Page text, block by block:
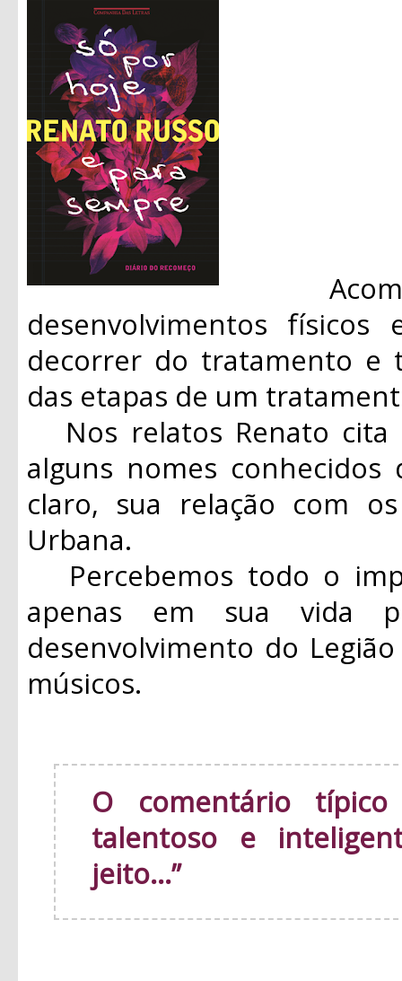
desenvolvimentos
decorrer do tratamento e
das etapas de um
Nos relatos Renato cita
alguns nomes
claro, sua relação com
Urbana.
Percebemos todo o
apenas em sua vida
desenvolvimento do
músicos.
O comentário
talentoso e
jeito...”